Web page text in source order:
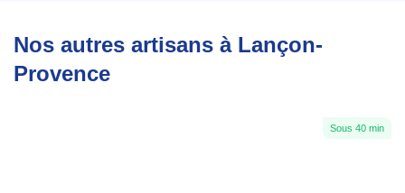
Nos autres artisans à Lançon-
Provence
Sous 40 min